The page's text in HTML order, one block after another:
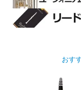
おす